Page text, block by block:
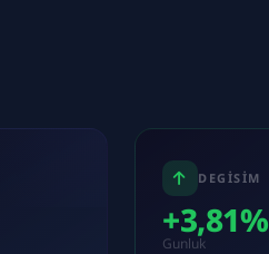
DEGISIM
+3,81%
Gunluk